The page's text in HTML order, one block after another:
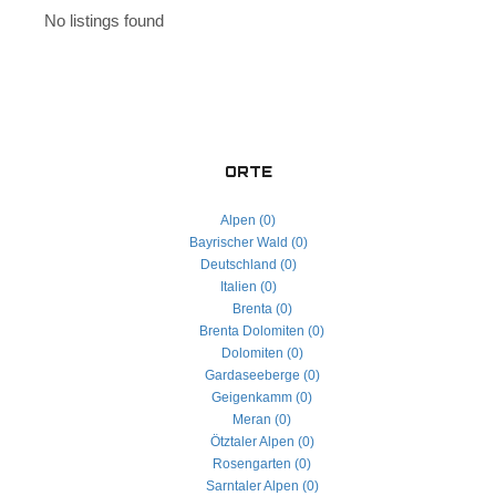
No listings found
ORTE
Alpen (0)
Bayrischer Wald (0)
Deutschland (0)
Italien (0)
Brenta (0)
Brenta Dolomiten (0)
Dolomiten (0)
Gardaseeberge (0)
Geigenkamm (0)
Meran (0)
Ötztaler Alpen (0)
Rosengarten (0)
Sarntaler Alpen (0)